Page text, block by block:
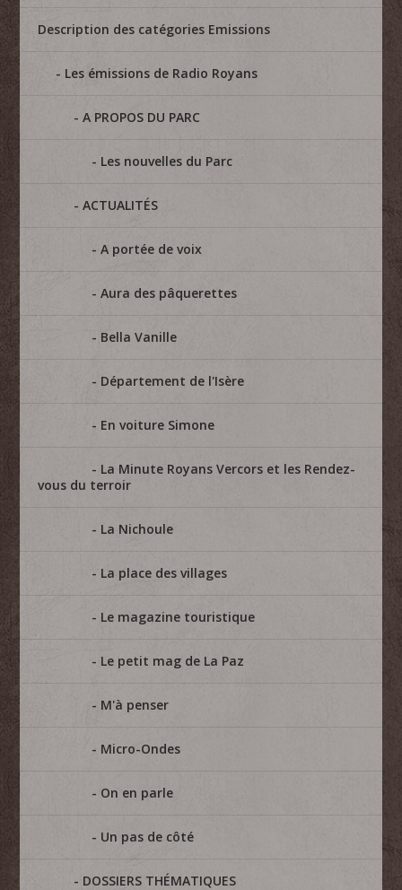
Description des catégories Emissions
Les émissions de Radio Royans
A PROPOS DU PARC
Les nouvelles du Parc
ACTUALITÉS
A portée de voix
Aura des pâquerettes
Bella Vanille
Département de l'Isère
En voiture Simone
La Minute Royans Vercors et les Rendez-
vous du terroir
La Nichoule
La place des villages
Le magazine touristique
Le petit mag de La Paz
M'à penser
Micro-Ondes
On en parle
Un pas de côté
DOSSIERS THÉMATIQUES